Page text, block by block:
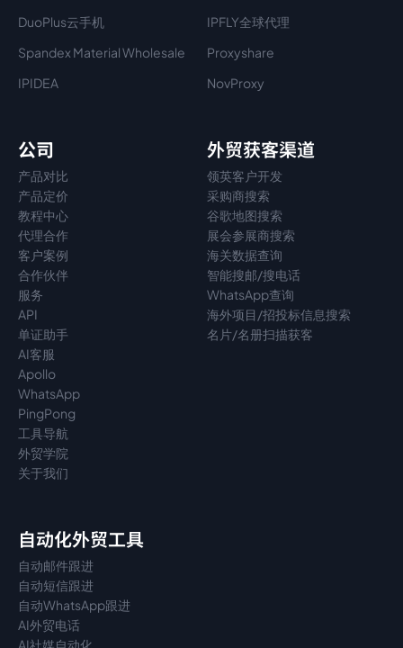
DuoPlus云手机
IPFLY全球代理
Spandex Material Wholesale​
Proxyshare
IPIDEA
NovProxy
公司
产品对比
产品定价
教程中心
代理合作
客户案例
合作伙伴
服务
API
单证助手
AI客服
Apollo
WhatsApp
PingPong
工具导航
外贸学院
关于我们
外贸获客渠道
领英客户开发
采购商搜索
谷歌地图搜索
展会参展商搜索
海关数据查询
智能搜邮/搜电话
WhatsApp查询
海外项目/招投标信息搜索
名片/名册扫描获客
自动化外贸工具
自动邮件跟进
自动短信跟进
自动WhatsApp跟进
AI外贸电话
AI社媒自动化